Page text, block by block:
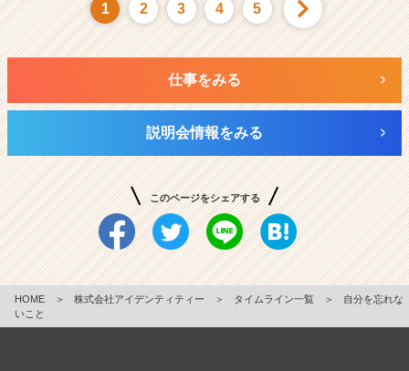
1 2 3 4 5
仕事をみる
説明会情報をみる
このページをシェアする
HOME ＞ 株式会社アイデンティティー ＞ タイムライン一覧 ＞
自分を忘れな
いこと